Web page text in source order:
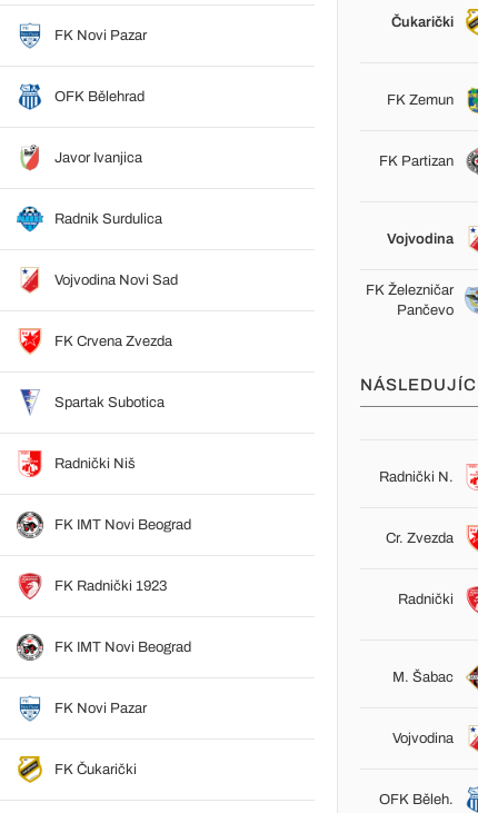
FK Novi Pazar
OFK Bělehrad
Javor Ivanjica
Radnik Surdulica
Vojvodina Novi Sad
FK Crvena Zvezda
Spartak Subotica
Radnički Niš
FK IMT Novi Beograd
FK Radnički 1923
FK IMT Novi Beograd
FK Novi Pazar
FK Čukarički
Čukarički
FK Zemun
FK Partizan
Vojvodina
FK Železničar
Pančevo
Radnički N.
Cr. Zvezda
Radnički
M. Šabac
Vojvodina
OFK Běleh.